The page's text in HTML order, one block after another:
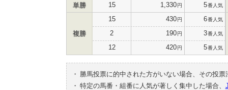
単勝 15 1,330円 5番人気
複勝
15 430円 6番人気
2 190円 3番人気
12 420円 5番人気
・
勝馬投票に的中された方がいない場合、その投
・ 特定の馬番・組番に人気が著しく集中した場合、